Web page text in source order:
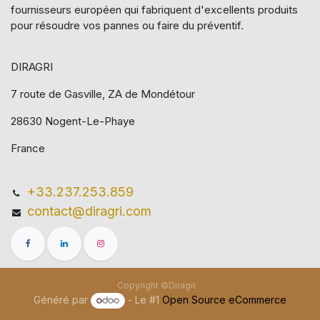
fournisseurs européen qui​ fabriquent d'excellents produits
pour résoudre vos pannes ou faire du préventif.
DIRAGRI
7 route de Gasville, ZA de Mondétour
28630 Nogent-Le-Phaye
France
+33.237.253.859
contact@diragri.com
Copyright ©Diragri
Généré par - Le #1Open Source eCommerce